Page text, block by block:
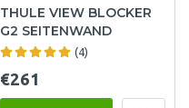
THULE VIEW BLOCKER
G2 SEITENWAND
(4)
€261